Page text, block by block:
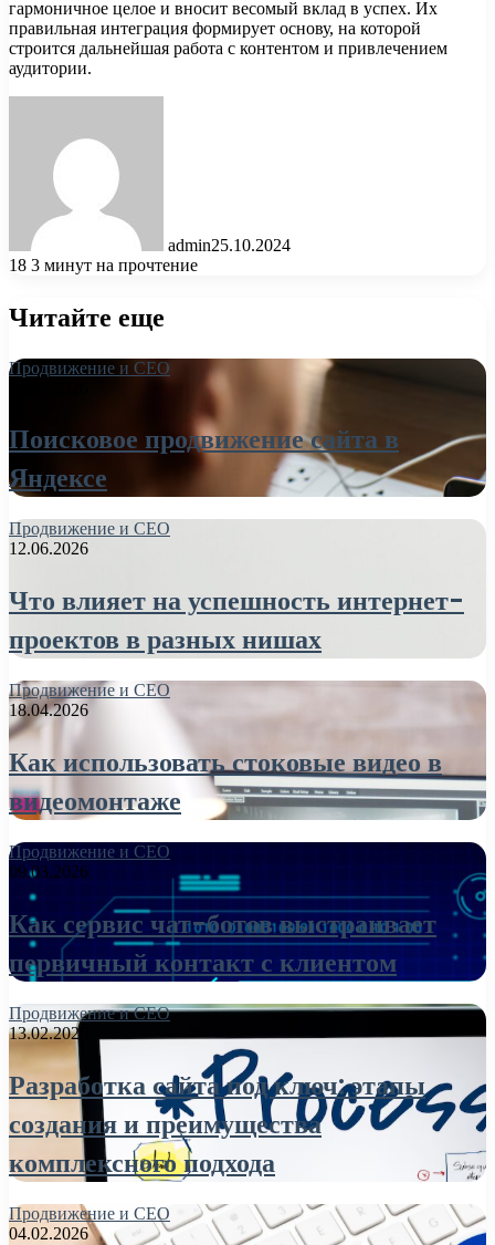
гармоничное целое и вносит весомый вклад в успех. Их
правильная интеграция формирует основу, на которой
строится дальнейшая работа с контентом и привлечением
аудитории.
admin25.10.2024
18 3 минут на прочтение
Читайте еще
Продвижение и СЕО
Поисковое продвижение сайта в
Яндексе
Продвижение и СЕО
12.06.2026
Что влияет на успешность интернет-
проектов в разных нишах
Продвижение и СЕО
18.04.2026
Как использовать стоковые видео в
видеомонтаже
Продвижение и СЕО
09.03.2026
Как сервис чат-ботов выстраивает
первичный контакт с клиентом
Продвижение и СЕО
13.02.2026
Разработка сайта под ключ: этапы
создания и преимущества
комплексного подхода
Продвижение и СЕО
04.02.2026